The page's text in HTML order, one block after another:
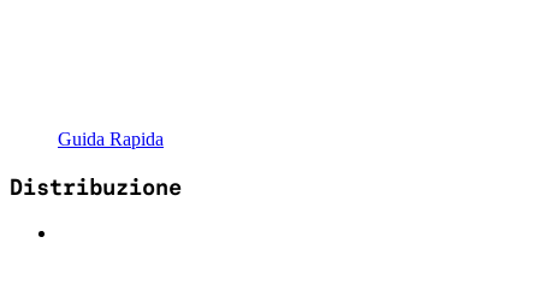
Guida Rapida
Distribuzione